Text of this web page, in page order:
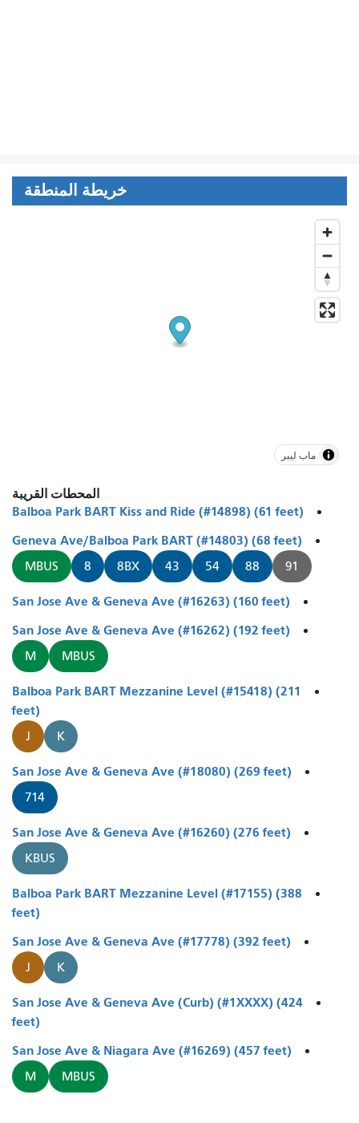
خريطة المنطقة
ماب ليبر
المحطات القريبة
Balboa Park BART Kiss and Ride (#14898) (61 feet)
Geneva Ave/Balboa Park BART (#14803) (68 feet)
MBUS 8 8BX 43 54 88 91
San Jose Ave & Geneva Ave (#16263) (160 feet)
San Jose Ave & Geneva Ave (#16262) (192 feet)
M MBUS
Balboa Park BART Mezzanine Level (#15418) (211
feet)
J K
San Jose Ave & Geneva Ave (#18080) (269 feet)
714
San Jose Ave & Geneva Ave (#16260) (276 feet)
KBUS
Balboa Park BART Mezzanine Level (#17155) (388
feet)
San Jose Ave & Geneva Ave (#17778) (392 feet)
J K
San Jose Ave & Geneva Ave (Curb) (#1XXXX) (424
feet)
San Jose Ave & Niagara Ave (#16269) (457 feet)
M MBUS